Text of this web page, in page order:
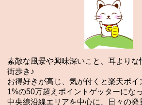
素敵な風景や興味深いこと、耳よりな
街歩き♪
お得好きが高じ、気が付くと楽天ポイ
1%の50万超えポイントゲッターにな
中央線沿線エリアを中心に、日々の発